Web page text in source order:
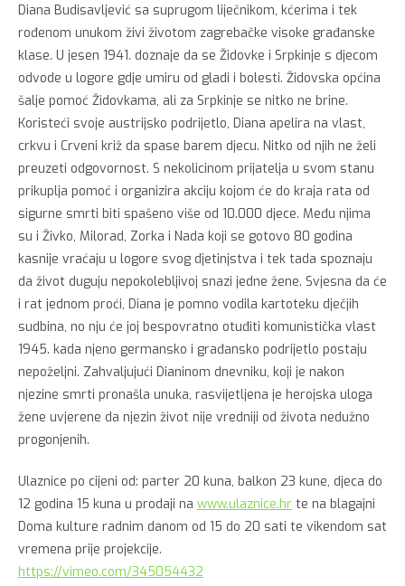
Diana Budisavljević sa suprugom liječnikom, kćerima i tek
rođenom unukom živi životom zagrebačke visoke građanske
klase. U jesen 1941. doznaje da se Židovke i Srpkinje s djecom
odvode u logore gdje umiru od gladi i bolesti. Židovska općina
šalje pomoć Židovkama, ali za Srpkinje se nitko ne brine.
Koristeći svoje austrijsko podrijetlo, Diana apelira na vlast,
crkvu i Crveni križ da spase barem djecu. Nitko od njih ne želi
preuzeti odgovornost. S nekolicinom prijatelja u svom stanu
prikuplja pomoć i organizira akciju kojom će do kraja rata od
sigurne smrti biti spašeno više od 10.000 djece. Među njima
su i Živko, Milorad, Zorka i Nada koji se gotovo 80 godina
kasnije vraćaju u logore svog djetinjstva i tek tada spoznaju
da život duguju nepokolebljivoj snazi jedne žene. Svjesna da će
i rat jednom proći, Diana je pomno vodila kartoteku dječjih
sudbina, no nju će joj bespovratno otuđiti komunistička vlast
1945. kada njeno germansko i građansko podrijetlo postaju
nepoželjni. Zahvaljujući Dianinom dnevniku, koji je nakon
njezine smrti pronašla unuka, rasvijetljena je herojska uloga
žene uvjerene da njezin život nije vredniji od života nedužno
progonjenih.
Ulaznice po cijeni od: parter 20 kuna, balkon 23 kune, djeca do
12 godina 15 kuna u prodaji na www.ulaznice.hr te na blagajni
Doma kulture radnim danom od 15 do 20 sati te vikendom sat
vremena prije projekcije.
https://vimeo.com/345054432